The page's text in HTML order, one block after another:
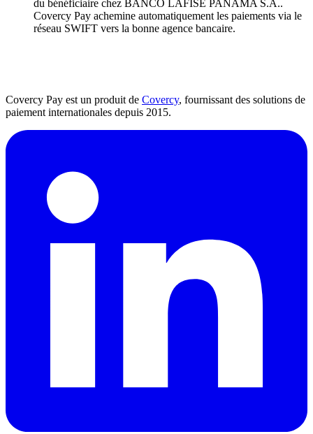
du bénéficiaire chez BANCO LAFISE PANAMA S.A..
Covercy Pay achemine automatiquement les paiements via le
réseau SWIFT vers la bonne agence bancaire.
Covercy Pay est un produit de Covercy, fournissant des solutions de
paiement internationales depuis 2015.